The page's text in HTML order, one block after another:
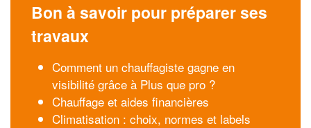
Bon à savoir pour préparer ses
travaux
Comment un chauffagiste gagne en
visibilité grâce à Plus que pro ?
Chauffage et aides financières
Climatisation : choix, normes et labels